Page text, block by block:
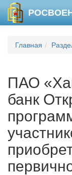
Главная
ПАО
банк